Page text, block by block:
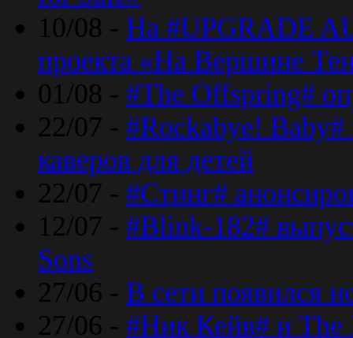
10/08 - На #UPGRADE
проекта «На Вершине
01/08 - #The Offspring#
22/07 - #Rockabye!
каверов для детей
22/07 - #Стинг#
12/07 - #Blink-182#
Sons
27/06 - В сети появился
27/06 - #Ник Кейв# и The